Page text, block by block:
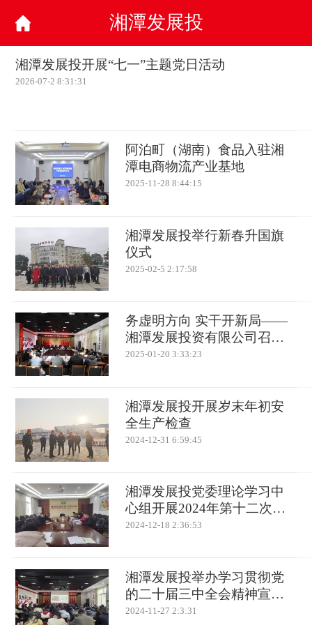
湘潭发展投
湘潭发展投开展“七一”主题党日活动
2026-07-2 8:31:31
阿泊町（湖南）食品入驻湘
潭电商物流产业基地
2025-11-28 8:44:15
湘潭发展投举行新春升国旗
仪式
2025-02-5 2:17:58
务虚明方向 实干开新局——
湘潭发展投资有限公司召开
2025年工作务虚会
2025-01-20 3:33:23
湘潭发展投开展岁末年初安
全生产检查
2024-12-31 6:59:45
湘潭发展投党委理论学习中
心组开展2024年第十二次集
体学习
2024-12-18 2:36:53
湘潭发展投举办学习贯彻党
的二十届三中全会精神宣讲
会
2024-11-27 2:3:31